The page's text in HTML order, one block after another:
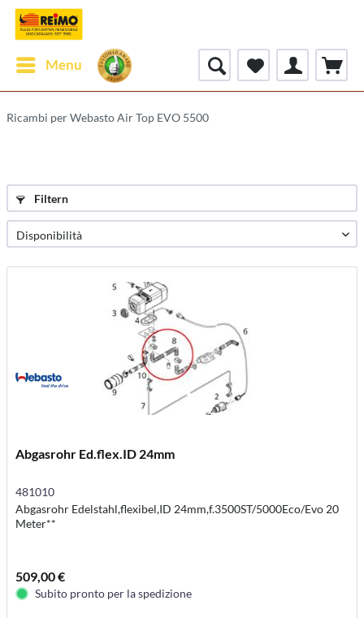
Menu
Ricambi per Webasto Air Top EVO 5500
Filtern
Abgasrohr Ed.flex.ID 24mm
481010
Abgasrohr Edelstahl,flexibel,ID 24mm,f.3500ST/5000Eco/Evo 20
Meter**
509,00 €
Subito pronto per la spedizione